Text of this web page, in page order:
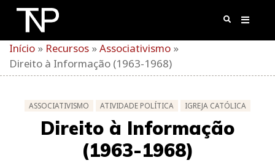
Início » Recursos »Associativismo »
Direito à Informação (1963-1968)
ASSOCIATIVISMO ATIVIDADE POLÍTICA IGREJA CATÓLICA
Direito à Informação
(1963-1968)